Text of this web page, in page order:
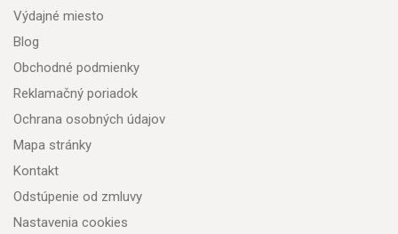
Výdajné miesto
Blog
Obchodné podmienky
Reklamačný poriadok
Ochrana osobných údajov
Mapa stránky
Kontakt
Odstúpenie od zmluvy
Nastavenia cookies